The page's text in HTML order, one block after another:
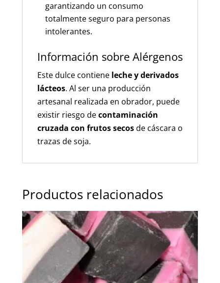
garantizando un consumo
totalmente seguro para personas
intolerantes.
Información sobre Alérgenos
Este dulce contiene leche y derivados
lácteos. Al ser una producción
artesanal realizada en obrador, puede
existir riesgo decontaminación
cruzada con frutos secosde cáscara o
trazas de soja.
Productos relacionados